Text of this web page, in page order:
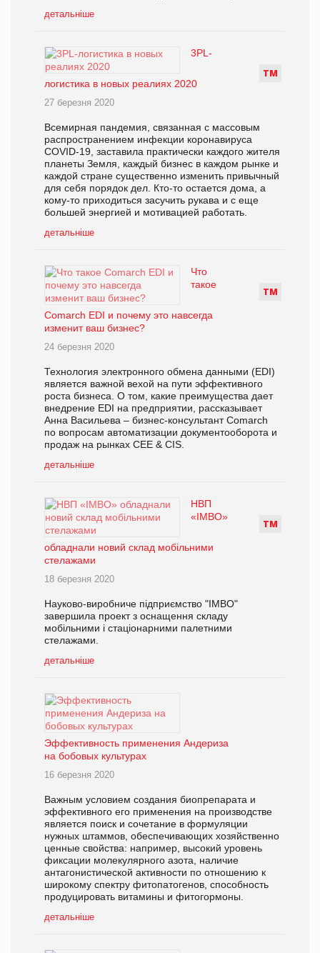
детальніше
ТМ
3PL-
логистика в новых реалиях 2020
27 березня 2020
Всемирная пандемия, связанная с массовым
распространением инфекции коронавируса
COVID-19, заставила практически каждого жителя
планеты Земля, каждый бизнес в каждом рынке и
каждой стране существенно изменить привычный
для себя порядок дел. Кто-то остается дома, а
кому-то приходиться засучить рукава и с еще
большей энергией и мотивацией работать.
детальніше
ТМ
Что
такое
Comarch EDI и почему это навсегда
изменит ваш бизнес?
24 березня 2020
Технология электронного обмена данными (EDI)
является важной вехой на пути эффективного
роста бизнеса. О том, какие преимущества дает
внедрение EDI на предприятии, рассказывает
Анна Васильева – бизнес-консультант Comarch
по вопросам автоматизации документооборота и
продаж на рынках CEE & CIS.
детальніше
ТМ
НВП
«ІМВО»
обладнали новий склад мобільними
стелажами
18 березня 2020
Науково-виробниче підприємство "ІМВО"
завершила проект з оснащення складу
мобільними і стаціонарними палетними
стелажами.
детальніше
Эффективность применения Андериза
на бобовых культурах
16 березня 2020
Важным условием создания биопрепарата и
эффективного его применения на производстве
является поиск и сочетание в формуляции
нужных штаммов, обеспечивающих хозяйственно
ценные свойства: например, высокий уровень
фиксации молекулярного азота, наличие
антагонистической активности по отношению к
широкому спектру фитопатогенов, способность
продуцировать витамины и фитогормоны.
детальніше